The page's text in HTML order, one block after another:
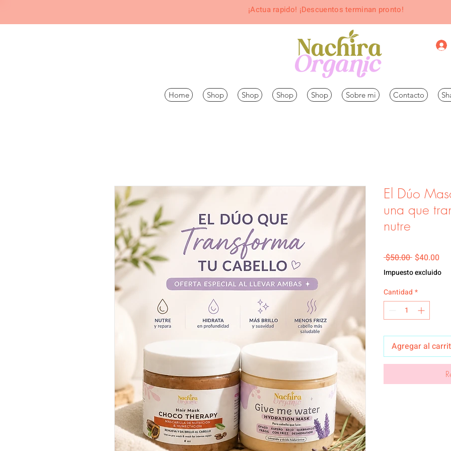
¡Actua rapido! ¡Descuentos terminan pronto!
Home Shop Shop Shop Shop Sobre mi Contacto
El Dúo
una que
nutre
$50.00 Precio
$40.00
Impuesto excluido
Cantidad *
Agregar al